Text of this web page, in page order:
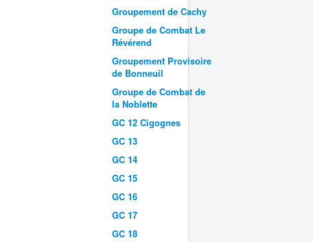
Groupement de Cachy
Groupe de Combat Le
Révérend
Groupement Provisoire
de Bonneuil
Groupe de Combat de
la Noblette
GC 12 Cigognes
GC 13
GC 14
GC 15
GC 16
GC 17
GC 18